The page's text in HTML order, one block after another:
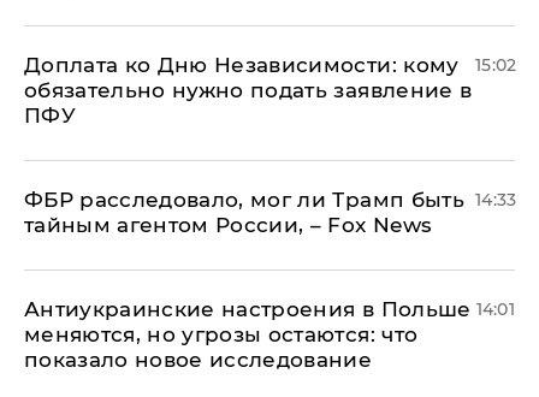
Доплата ко Дню Независимости: кому
обязательно нужно подать заявление в
ПФУ
15:02
ФБР расследовало, мог ли Трамп быть
тайным агентом России, – Fox News
14:33
Антиукраинские настроения в Польше
меняются, но угрозы остаются: что
показало новое исследование
14:01